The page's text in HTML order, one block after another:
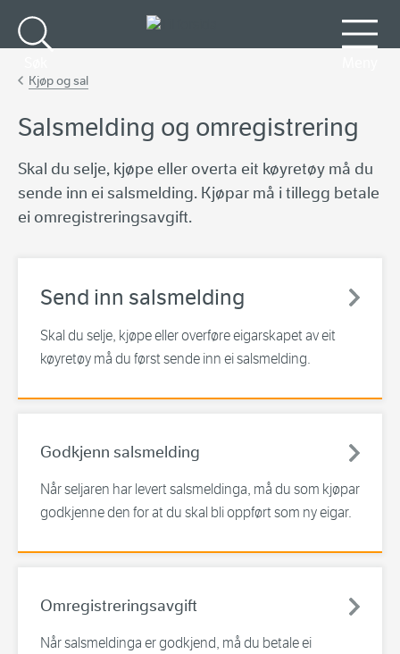
Kjøp og sal
Salsmelding og omregistrering
Skal du selje, kjøpe eller overta eit køyretøy må du
sende inn ei salsmelding. Kjøpar må i tillegg betale
ei omregistreringsavgift.
Send inn salsmelding
Skal du selje, kjøpe eller overføre eigarskapet av eit
køyretøy må du først sende inn ei salsmelding.
Godkjenn salsmelding
Når seljaren har levert salsmeldinga, må du som kjøpar
godkjenne den for at du skal bli oppført som ny eigar.
Omregistreringsavgift
Når salsmeldinga er godkjend, må du betale ei